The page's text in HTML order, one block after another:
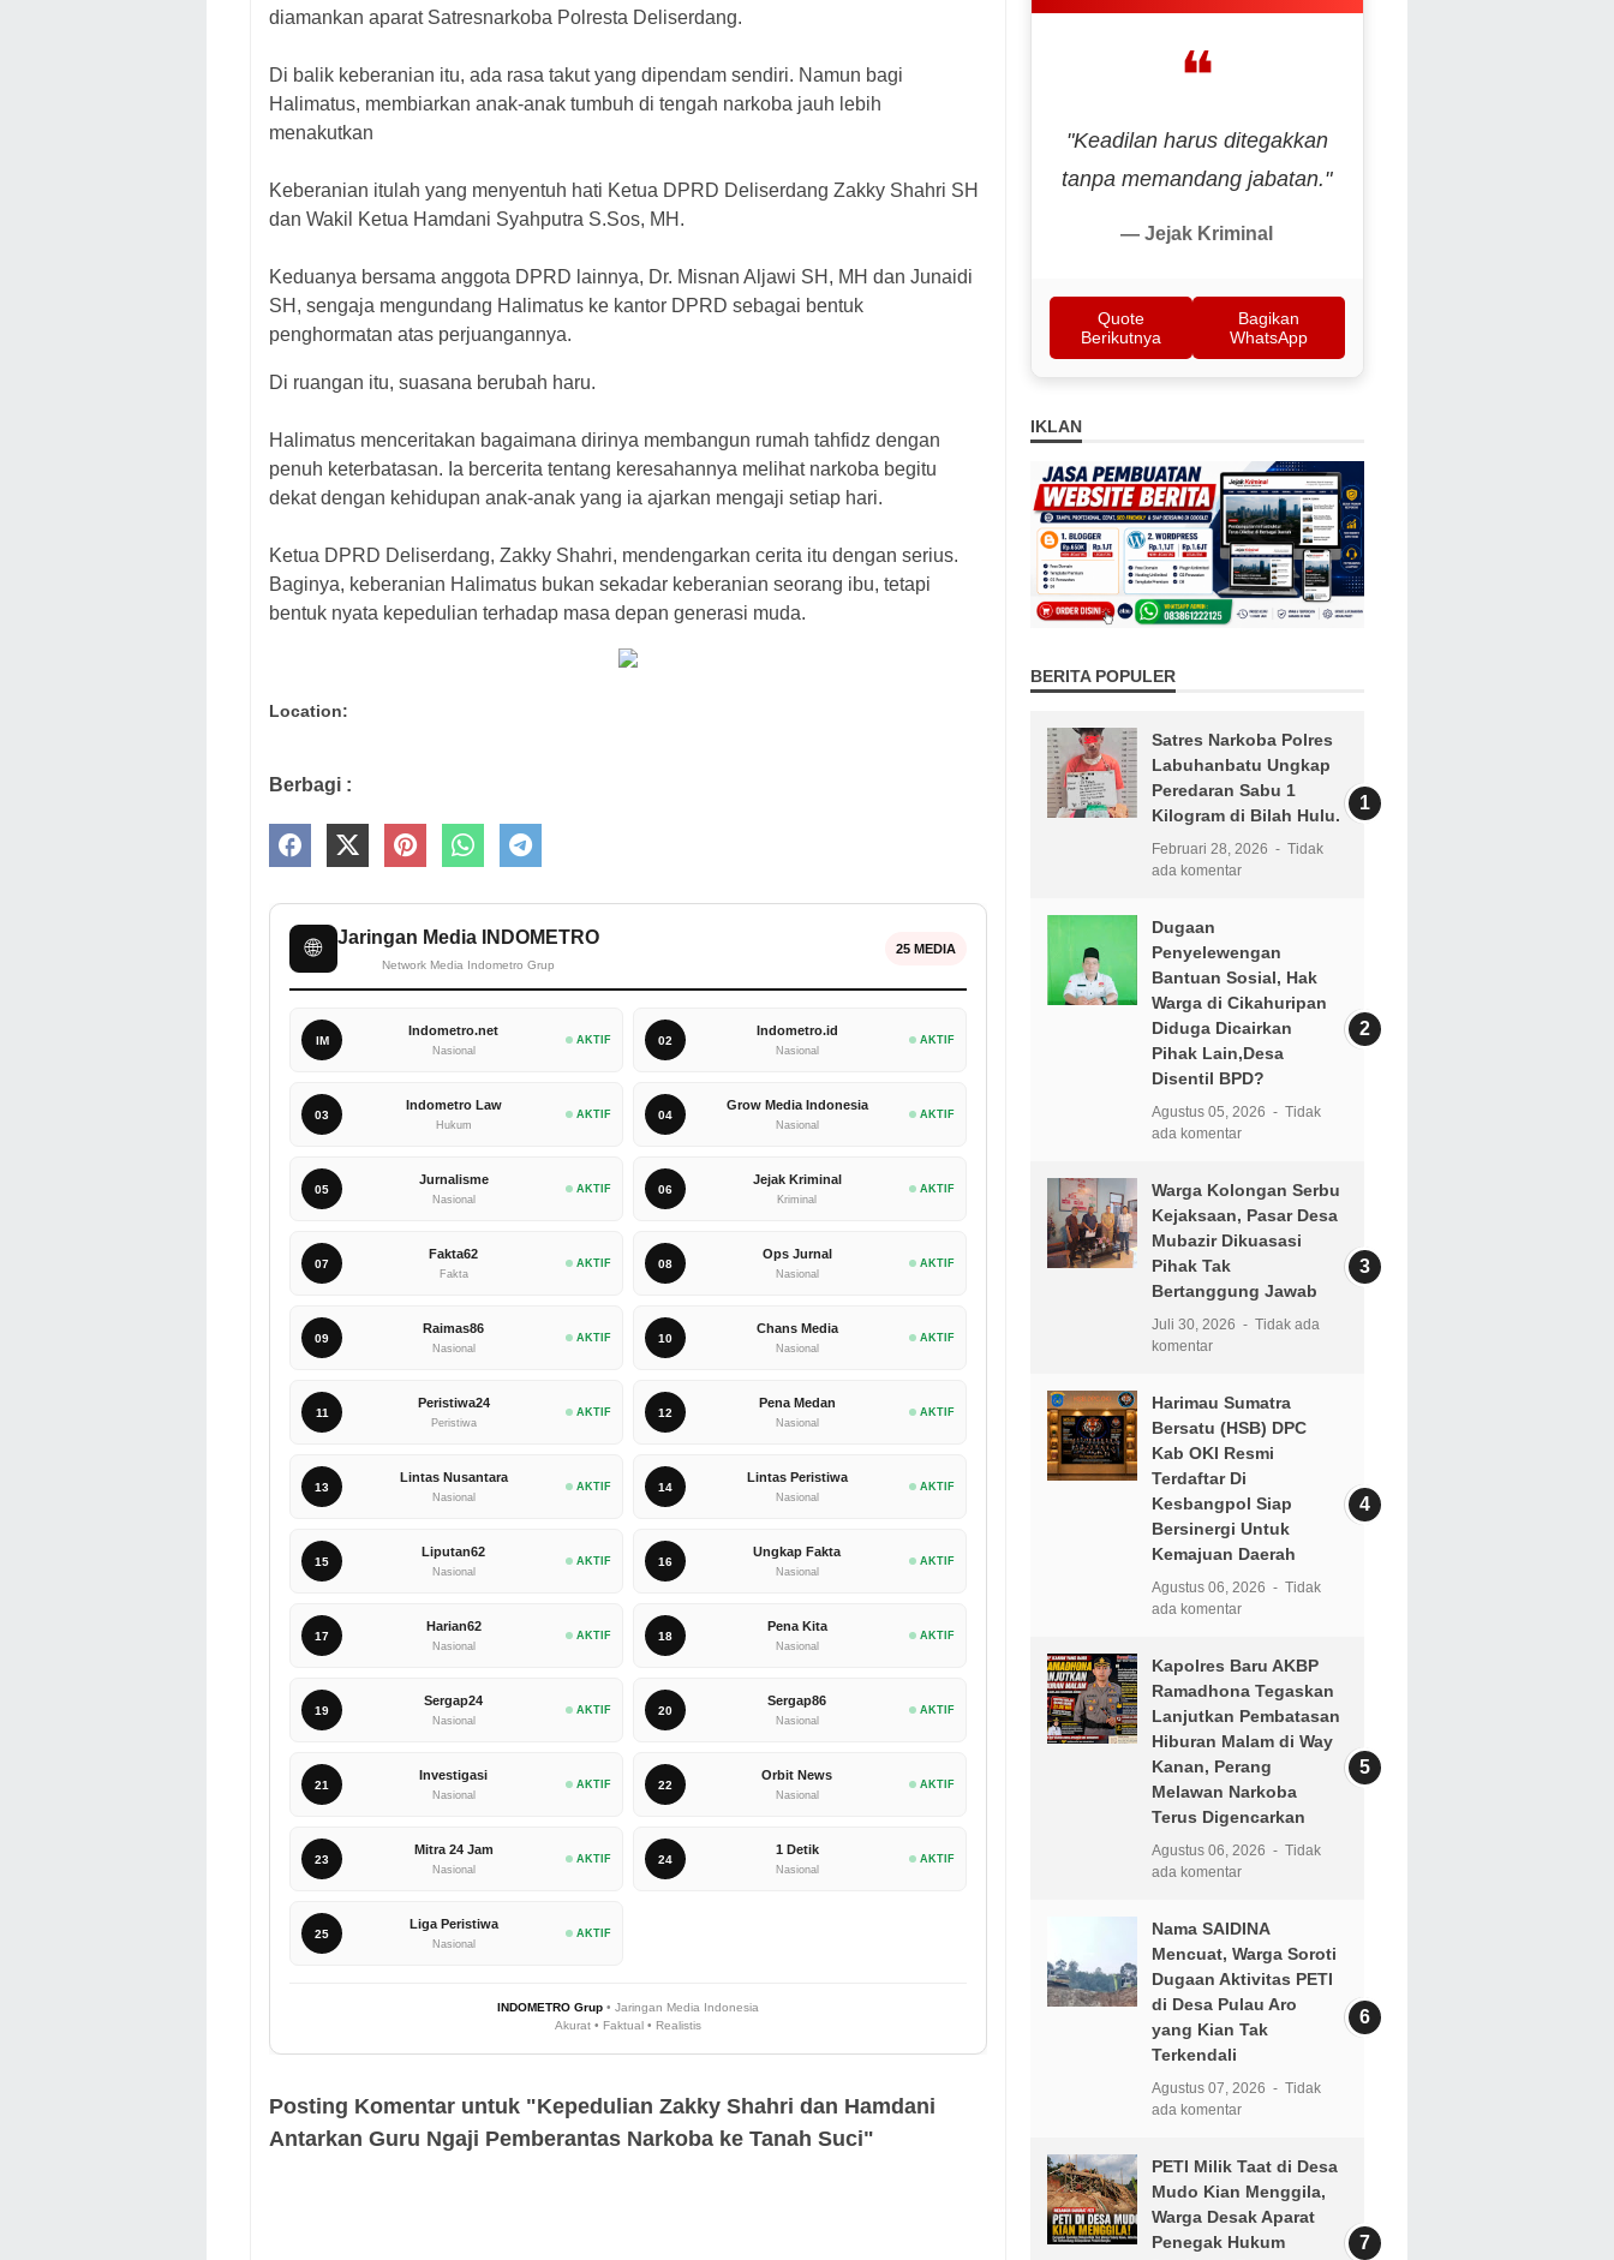
diamankan aparat Satresnarkoba Polresta Deliserdang.
Di balik keberanian itu, ada rasa takut yang dipendam sendiri. Namun bagi
Halimatus, membiarkan anak-anak tumbuh di tengah narkoba jauh lebih
menakutkan
Keberanian itulah yang menyentuh hati Ketua DPRD Deliserdang Zakky Shahri SH
dan Wakil Ketua Hamdani Syahputra S.Sos, MH.
Keduanya bersama anggota DPRD lainnya, Dr. Misnan Aljawi SH, MH dan Junaidi
SH, sengaja mengundang Halimatus ke kantor DPRD sebagai bentuk
penghormatan atas perjuangannya.
Di ruangan itu, suasana berubah haru.
Halimatus menceritakan bagaimana dirinya membangun rumah tahfidz dengan
penuh keterbatasan. Ia bercerita tentang keresahannya melihat narkoba begitu
dekat dengan kehidupan anak-anak yang ia ajarkan mengaji setiap hari.
Ketua DPRD Deliserdang, Zakky Shahri, mendengarkan cerita itu dengan serius.
Baginya, keberanian Halimatus bukan sekadar keberanian seorang ibu, tetapi
bentuk nyata kepedulian terhadap masa depan generasi muda.
Location:
Berbagi :
🌐 Jaringan Media INDOMETRO
Network Media Indometro Grup
25 MEDIA
IM
Indometro.net
Nasional
AKTIF 02
Indometro.id
Nasional
AKTIF
03
Indometro Law
Hukum
AKTIF 04
Grow Media Indonesia
Nasional
AKTIF
05
Jurnalisme
Nasional
AKTIF 06
Jejak Kriminal
Kriminal
AKTIF
07
Fakta62
Fakta
AKTIF 08
Ops Jurnal
Nasional
AKTIF
09
Raimas86
Nasional
AKTIF 10
Chans Media
Nasional
AKTIF
11
Peristiwa24
Peristiwa
AKTIF 12
Pena Medan
Nasional
AKTIF
13
Lintas Nusantara
Nasional
AKTIF 14
Lintas Peristiwa
Nasional
AKTIF
15
Liputan62
Nasional
AKTIF 16
Ungkap Fakta
Nasional
AKTIF
17
Harian62
Nasional
AKTIF 18
Pena Kita
Nasional
AKTIF
19
Sergap24
Nasional
AKTIF 20
Sergap86
Nasional
AKTIF
21
Investigasi
Nasional
AKTIF 22
Orbit News
Nasional
AKTIF
23
Mitra 24 Jam
Nasional
AKTIF 24
1 Detik
Nasional
AKTIF
25
Liga Peristiwa
Nasional
AKTIF
INDOMETRO Grup• Jaringan Media Indonesia
Akurat • Faktual • Realistis
Posting Komentar untuk "Kepedulian Zakky Shahri dan Hamdani
Antarkan Guru Ngaji Pemberantas Narkoba ke Tanah Suci"
❝
"Keadilan harus ditegakkan
tanpa memandang jabatan."
— Jejak Kriminal
Quote
Berikutnya
Bagikan
WhatsApp
IKLAN
BERITA POPULER
Satres Narkoba Polres
Labuhanbatu Ungkap
Peredaran Sabu 1
Kilogram di Bilah Hulu.
Februari 28, 2026
Tidak
ada komentar
Dugaan
Penyelewengan
Bantuan Sosial, Hak
Warga di Cikahuripan
Diduga Dicairkan
Pihak Lain,Desa
Disentil BPD?
Agustus 05, 2026
Tidak
ada komentar
Warga Kolongan Serbu
Kejaksaan, Pasar Desa
Mubazir Dikuasasi
Pihak Tak
Bertanggung Jawab
Juli 30, 2026
Tidak ada
komentar
Harimau Sumatra
Bersatu (HSB) DPC
Kab OKI Resmi
Terdaftar Di
Kesbangpol Siap
Bersinergi Untuk
Kemajuan Daerah
Agustus 06, 2026
Tidak
ada komentar
Kapolres Baru AKBP
Ramadhona Tegaskan
Lanjutkan Pembatasan
Hiburan Malam di Way
Kanan, Perang
Melawan Narkoba
Terus Digencarkan
Agustus 06, 2026
Tidak
ada komentar
Nama SAIDINA
Mencuat, Warga Soroti
Dugaan Aktivitas PETI
di Desa Pulau Aro
yang Kian Tak
Terkendali
Agustus 07, 2026
Tidak
ada komentar
PETI Milik Taat di Desa
Mudo Kian Menggila,
Warga Desak Aparat
Penegak Hukum